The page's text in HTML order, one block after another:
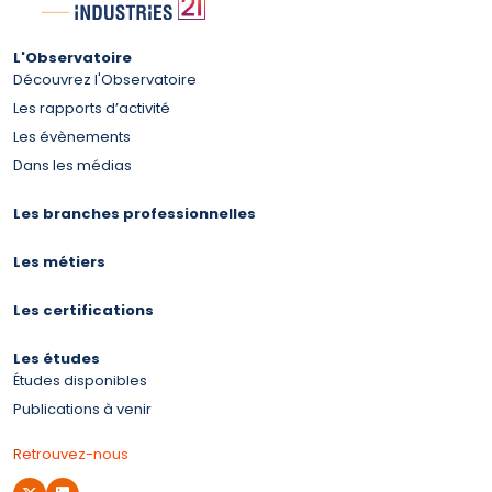
L'Observatoire
Découvrez l'Observatoire
Les rapports d’activité
Les évènements
Dans les médias
Les branches professionnelles
Les métiers
Les certifications
Les études
Études disponibles
Publications à venir
Retrouvez-nous